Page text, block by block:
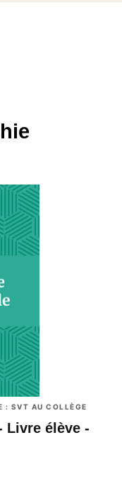
: SVT AU COLLÈGE
Livre élève -